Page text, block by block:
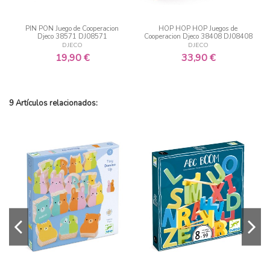
PIN PON Juego de Cooperacion
Djeco 38571 DJ08571
DJECO
19,90 €
HOP HOP HOP Juegos de
Cooperacion Djeco 38408 DJ08408
DJECO
33,90 €
9 Artículos relacionados: